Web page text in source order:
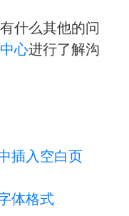
什么其他的问
心进行了解沟
插入空白页
体格式